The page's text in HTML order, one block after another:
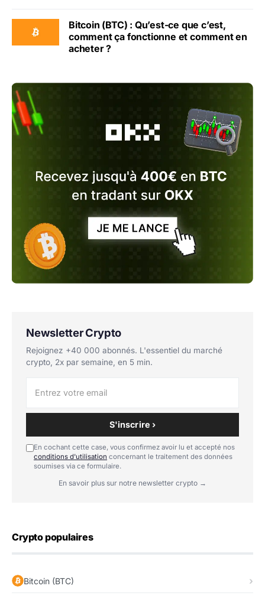
Bitcoin (BTC) : Qu’est-ce que c’est,
comment ça fonctionne et comment en
acheter ?
Newsletter Crypto
Rejoignez +40 000 abonnés. L'essentiel du marché
crypto, 2x par semaine, en 5 min.
S'inscrire ›
En cochant cette case, vous confirmez avoir lu et accepté nos
conditions d'utilisation concernant le traitement des données
soumises via ce formulaire.
En savoir plus sur notre newsletter crypto →
Crypto populaires
Bitcoin (BTC)